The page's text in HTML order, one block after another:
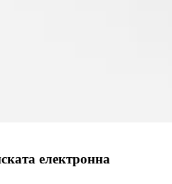
електронна